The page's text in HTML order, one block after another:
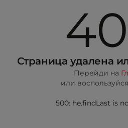
Страница удалена
Перейди на
или воспользуйся
500: he.findLast is